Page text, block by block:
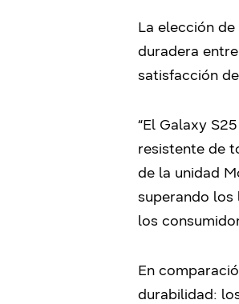
La elección
duradera
satisfacción
“El Galaxy
resistente de
de la unidad
superando los
los
En
durabilidad: